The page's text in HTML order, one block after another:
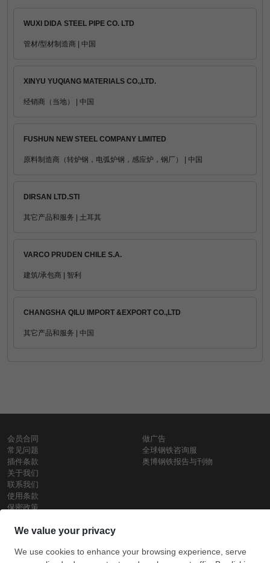
WUXI DIDA STEEL PIPE CO. LTD
管材/型材制造商 | 中国
XINYU YUQIANG MATERIALS CO.,LTD.
经销商（当地） | 中国
FUSHUN NEW STEEL COMPANY LIMITED
原料制造商（转炉钢，电弧炉钢，感应炉，钢厂） | 中国
DIRSAN LTD.STI
其它产品和服务 | 土耳其
VARCO PRUDEN CHILE S.A.
建筑/承包商 | 智利
CHANGSHA QILU IMPORT &EXPORT CO.,LTD
其它产品和服务 | 中国
会员合同
常见问题
插件条款
关于我们
联系我们
使用条款
保密政策
做广告
全球钢铁咨询服
奥博钢铁报告与刊物
铁价格
每日废钢价格